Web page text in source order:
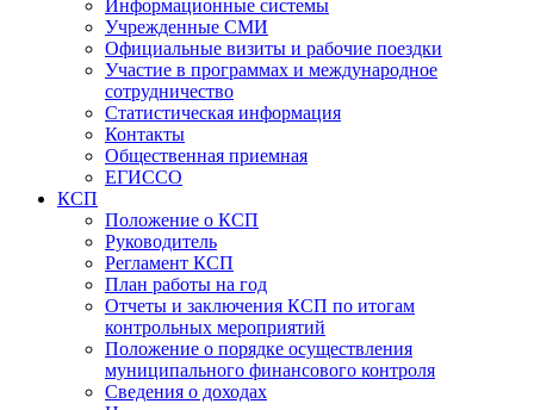
Информационные системы
Учрежденные СМИ
Официальные визиты и рабочие поездки
Участие в программах и международное
сотрудничество
Статистическая информация
Контакты
Общественная приемная
ЕГИССО
КСП
Положение о КСП
Руководитель
Регламент КСП
План работы на год
Отчеты и заключения КСП по итогам
контрольных мероприятий
Положение о порядке осуществления
муниципального финансового контроля
Сведения о доходах